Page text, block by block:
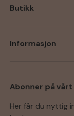
Butikk
Informasjon
Abonner på
Her får du nyttig